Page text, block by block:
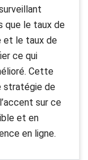
que le taux de
et le taux de
ce qui
Cette
stratégie de
sur ce
et en
en ligne.